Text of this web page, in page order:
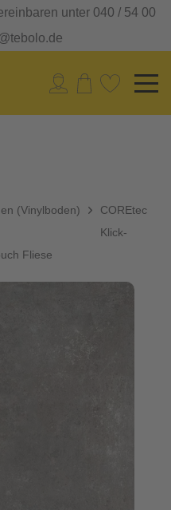
unter 040 / 54 00
(Vinylboden)
COREtec
Klick-
Fliese